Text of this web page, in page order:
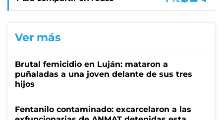
Ver más
Brutal femicidio en Luján: mataron a
puñaladas a una joven delante de sus tres
hijos
Fentanilo contaminado: excarcelaron a las